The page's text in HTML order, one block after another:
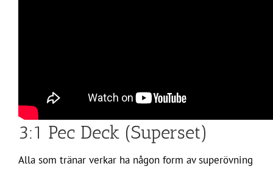
3:1 Pec Deck (Superset)
Alla som tränar verkar ha någon form av superövning